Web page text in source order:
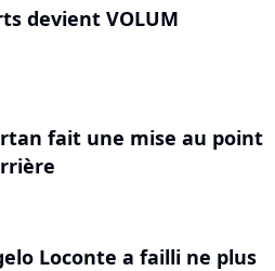
devient VOLUM
fait une mise au point
Loconte a failli ne plus